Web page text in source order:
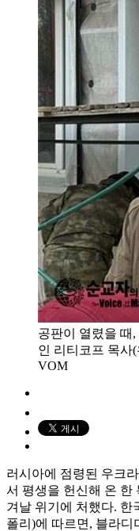
공판이 열렸을 때
인 리티코프 목사
VOM
러시아에 점령된 우크
서 평생을 헌신해 온 한
겨날 위기에 처했다. 한
폴리)에 따르면, 블라디